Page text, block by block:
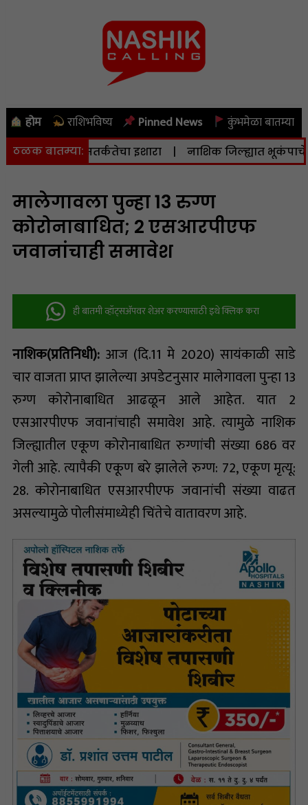
होम राशिभविष्य Pinned News कुंभमेळा बातम्या
ठळक बातम्या:
दिला सतर्कतेचा इशारा | नाशिक जिल्ह्यात भूकंपाचे
मालेगावला पुन्हा 13 रुग्ण
कोरोनाबाधित; 2 एसआरपीएफ
जवानांचाही समावेश
ही बातमी व्हॉट्सअ‍ॅपवर शेअर करण्यासाठी इथे क्लिक करा
नाशिक(प्रतिनिधी):आज (दि.11 मे 2020) सायंकाळी साडे
चार वाजता प्राप्त झालेल्या अपडेटनुसार मालेगावला पुन्हा 13
रुग्ण कोरोनाबाधित आढळून आले आहेत. यात 2
एसआरपीएफ जवानांचाही समावेश आहे. त्यामुळे नाशिक
जिल्ह्यातील एकूण कोरोनाबाधित रुग्णांची संख्या 686 वर
गेली आहे. त्यापैकी एकूण बरे झालेले रुग्ण: 72, एकूण मृत्यू:
28. कोरोनाबाधित एसआरपीएफ जवानांची संख्या वाढत
असल्यामुळे पोलीसंमाध्येही चिंतेचे वातावरण आहे.